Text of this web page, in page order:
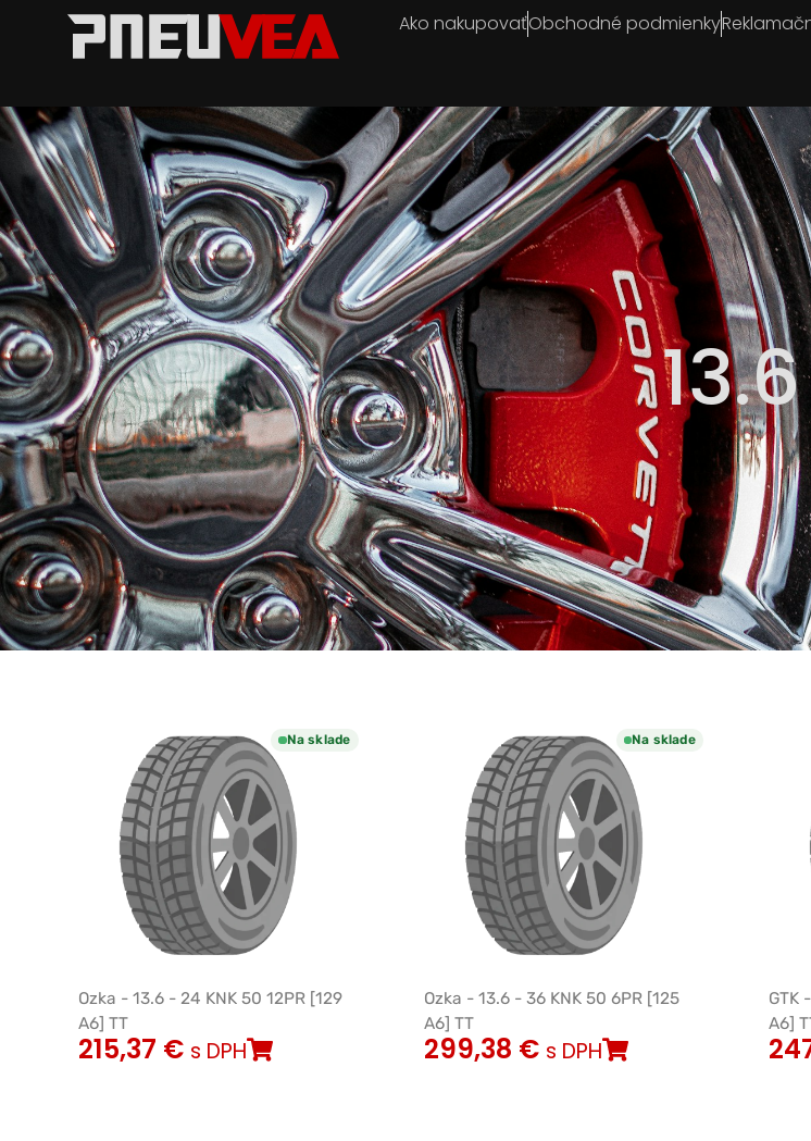
Ako nakupovaťObchodné podmienky
13.6
Na sklade
Ozka - 13.6 - 24 KNK 50 12PR [129
A6] TT
215,37 € s DPH
Na sklade
Ozka - 13.6 - 36 KNK 50 6PR [125
A6] TT
299,38 € s DPH
GTK
A6]